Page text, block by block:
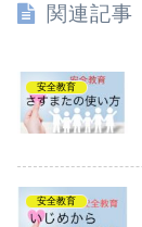
関連記事
安全教育
安全教育